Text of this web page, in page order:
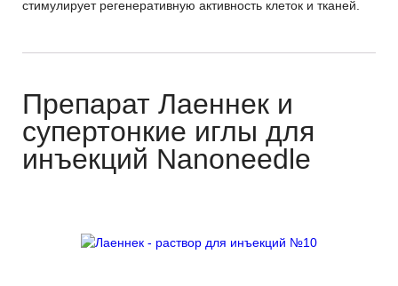
стимулирует регенеративную активность клеток и тканей.
Препарат Лаеннек и
супертонкие иглы для
инъекций Nanoneedle